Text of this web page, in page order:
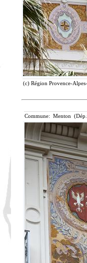
(c) Région Provence-
Commune: Menton